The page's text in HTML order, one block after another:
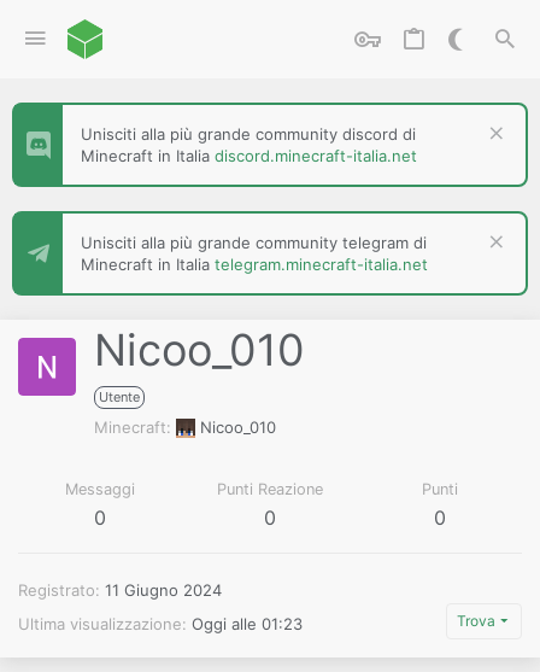
Unisciti alla più grande community discord di
Minecraft in Italia discord.minecraft-italia.net
Unisciti alla più grande community telegram di
Minecraft in Italia telegram.minecraft-italia.net
Nicoo_010
Utente
Minecraft Nicoo_010
Messaggi
0
Punti Reazione
0
Punti
0
Registrato 11 Giugno 2024
Ultima visualizzazione Oggi alle 01:23 Trova